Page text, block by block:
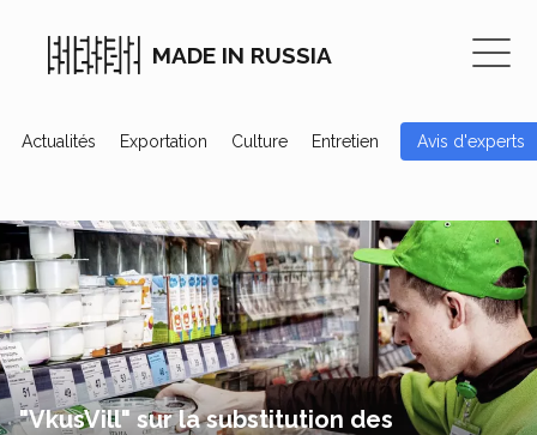
MADE IN RUSSIA
Actualités Exportation Culture Entretien Avis d'experts
"VkusVill" sur la substitution des